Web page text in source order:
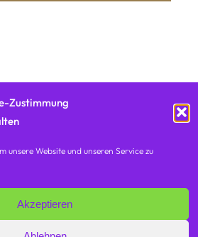
Zustimmung
unsere Website und unseren Service zu
AkzeptierenUnd Menschenrechte
Main